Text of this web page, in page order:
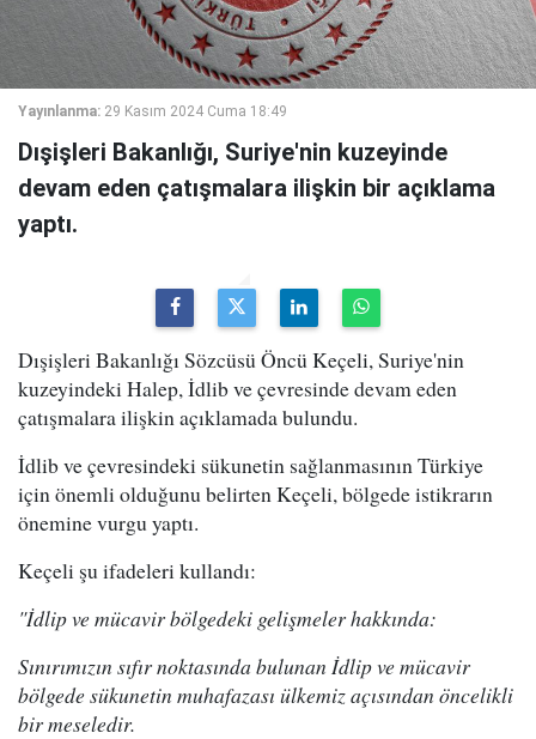
Yayınlanma: 29 Kasım 2024 Cuma 18:49
Dışişleri Bakanlığı, Suriye'nin kuzeyinde
devam eden çatışmalara ilişkin bir açıklama
yaptı.
Dışişleri Bakanlığı Sözcüsü Öncü Keçeli, Suriye'nin
kuzeyindeki Halep, İdlib ve çevresinde devam eden
çatışmalara ilişkin açıklamada bulundu.
İdlib ve çevresindeki sükunetin sağlanmasının Türkiye
için önemli olduğunu belirten Keçeli, bölgede istikrarın
önemine vurgu yaptı.
Keçeli şu ifadeleri kullandı:
"İdlip ve mücavir bölgedeki gelişmeler hakkında:
Sınırımızın sıfır noktasında bulunan İdlip ve mücavir
bölgede sükunetin muhafazası ülkemiz açısından öncelikli
bir meseledir.